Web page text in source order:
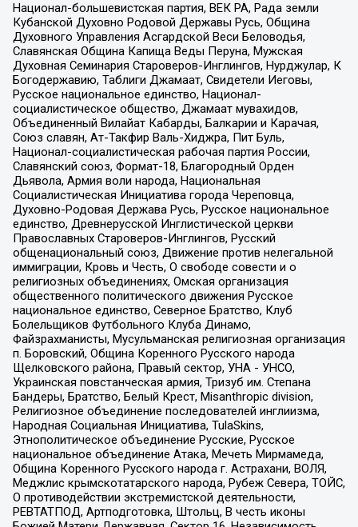
Национал-большевистская партия, ВЕК РА, Рада земли
Кубанской Духовно Родовой Державы Русь, Община
Духовного Управления Асгардской Веси Беловодья,
Славянская Община Капища Веды Перуна, Мужская
Духовная Семинария Староверов-Инглингов, Нурджулар, К
Богодержавию, Таблиги Джамаат, Свидетели Иеговы,
Русское национальное единство, Национал-
социалистическое общество, Джамаат мувахидов,
Объединенный Вилайат Кабарды, Балкарии и Карачая,
Союз славян, Ат-Такфир Валь-Хиджра, Пит Буль,
Национал-социалистическая рабочая партия России,
Славянский союз, Формат-18, Благородный Орден
Дьявола, Армия воли народа, Национальная
Социалистическая Инициатива города Череповца,
Духовно-Родовая Держава Русь, Русское национальное
единство, Древнерусской Инглистической церкви
Православных Староверов-Инглингов, Русский
общенациональный союз, Движение против нелегальной
иммиграции, Кровь и Честь, О свободе совести и о
религиозных объединениях, Омская организация
общественного политического движения Русское
национальное единство, Северное Братство, Клуб
Болельщиков Футбольного Клуба Динамо,
Файзрахманисты, Мусульманская религиозная организация
п. Боровский, Община Коренного Русского народа
Щелковского района, Правый сектор, УНА - УНСО,
Украинская повстанческая армия, Тризуб им. Степана
Бандеры, Братство, Белый Крест, Misanthropic division,
Религиозное объединение последователей инглиизма,
Народная Социальная Инициатива, TulaSkins,
Этнополитическое объединение Русские, Русское
национальное объединение Атака, Мечеть Мирмамеда,
Община Коренного Русского народа г. Астрахани, ВОЛЯ,
Меджлис крымскотатарского народа, Рубеж Севера, ТОЙС,
О противодействии экстремистской деятельности,
РЕВТАТПОД, Артподготовка, Штольц, В честь иконы